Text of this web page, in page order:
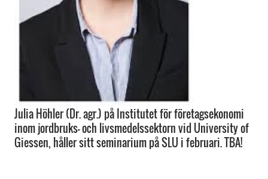
Julia Höhler (Dr. agr.) på Institutet för företagsekonomi
inom jordbruks- och livsmedelssektorn vid University of
Giessen, håller sitt seminarium på SLU i februari. TBA!